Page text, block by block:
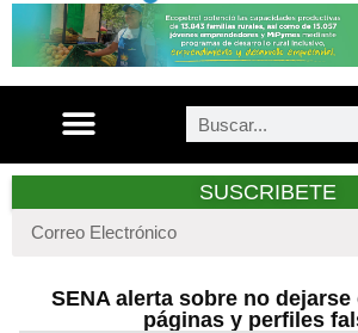
SUSCRIBETE
SENA alerta sobre no dejarse
páginas y perfiles